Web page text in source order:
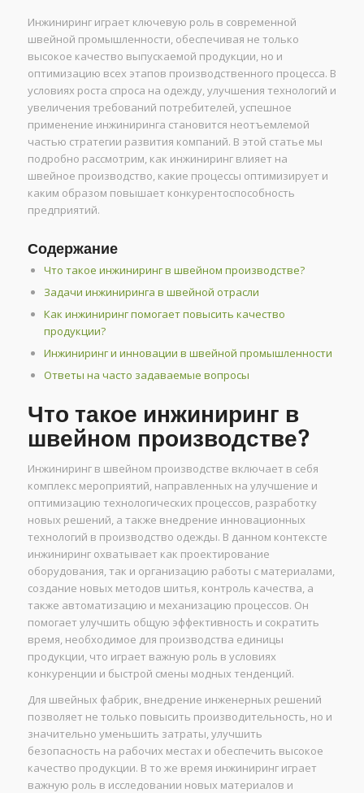
Инжиниринг играет ключевую роль в современной
швейной промышленности, обеспечивая не только
высокое качество выпускаемой продукции, но и
оптимизацию всех этапов производственного процесса. В
условиях роста спроса на одежду, улучшения технологий и
увеличения требований потребителей, успешное
применение инжиниринга становится неотъемлемой
частью стратегии развития компаний. В этой статье мы
подробно рассмотрим, как инжиниринг влияет на
швейное производство, какие процессы оптимизирует и
каким образом повышает конкурентоспособность
предприятий.
Содержание
Что такое инжиниринг в швейном производстве?
Задачи инжиниринга в швейной отрасли
Как инжиниринг помогает повысить качество
продукции?
Инжиниринг и инновации в швейной промышленности
Ответы на часто задаваемые вопросы
Что такое инжиниринг в
швейном производстве?
Инжиниринг в швейном производстве включает в себя
комплекс мероприятий, направленных на улучшение и
оптимизацию технологических процессов, разработку
новых решений, а также внедрение инновационных
технологий в производство одежды. В данном контексте
инжиниринг охватывает как проектирование
оборудования, так и организацию работы с материалами,
создание новых методов шитья, контроль качества, а
также автоматизацию и механизацию процессов. Он
помогает улучшить общую эффективность и сократить
время, необходимое для производства единицы
продукции, что играет важную роль в условиях
конкуренции и быстрой смены модных тенденций.
Для швейных фабрик, внедрение инженерных решений
позволяет не только повысить производительность, но и
значительно уменьшить затраты, улучшить
безопасность на рабочих местах и обеспечить высокое
качество продукции. В то же время инжиниринг играет
важную роль в исследовании новых материалов и